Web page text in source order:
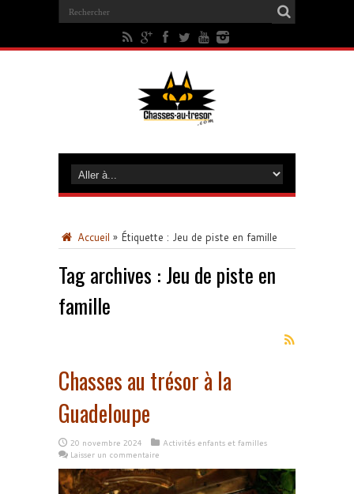
Accueil » Étiquette : Jeu de piste en famille
Tag archives : Jeu de piste en
famille
Chasses au trésor à la
Guadeloupe
20 novembre 2024
Activités enfants et familles
Laisser un commentaire